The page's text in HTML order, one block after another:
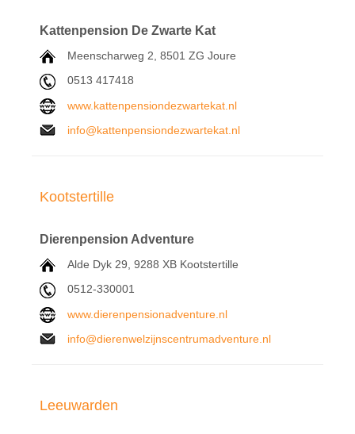
Kattenpension De Zwarte Kat
Meenscharweg 2, 8501 ZG Joure
0513 417418
www.kattenpensiondezwartekat.nl
info@kattenpensiondezwartekat.nl
Kootstertille
Dierenpension Adventure
Alde Dyk 29, 9288 XB Kootstertille
0512-330001
www.dierenpensionadventure.nl
info@dierenwelzijnscentrumadventure.nl
Leeuwarden